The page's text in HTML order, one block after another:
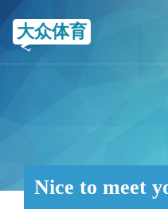
大众体育
Nice to meet